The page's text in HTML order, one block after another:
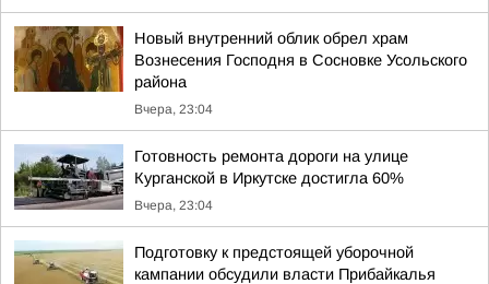
Новый внутренний облик обрел храм
Вознесения Господня в Сосновке Усольского
района
Вчера, 23:04
Готовность ремонта дороги на улице
Курганской в Иркутске достигла 60%
Вчера, 23:04
Подготовку к предстоящей уборочной
кампании обсудили власти Прибайкалья